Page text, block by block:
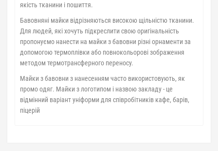
якість тканини і пошиття.
Бавовняні майки відрізняються високою щільністю тканини.
Для людей, які хочуть підкреслити свою оригінальність
пропонуємо нанести на майки з бавовни різні орнаменти за
допомогою термоплівки або повнокольорові зображення
методом термотрансферного переносу.
Майки з бавовни з нанесенням часто використовують, як
промо одяг. Майки з логотипом і назвою закладу - це
відмінний варіант уніформи для співробітників кафе, барів,
піцерій